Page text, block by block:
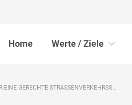
Home Werte / Ziele
EINE GERECHTE STRASSENVERKEHRSS...